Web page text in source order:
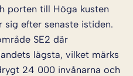
porten till Höga kusten
efter senaste istiden.
SE2 där
lägsta, vilket märks
24 000 invånarna och